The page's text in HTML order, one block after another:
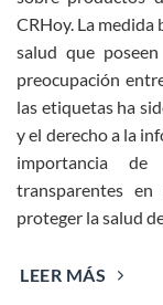
CRHoy. La medida
salud que
preocupación
las etiquetas ha
y el derecho a la
importancia
transparentes
proteger la salud
LEER MÁS